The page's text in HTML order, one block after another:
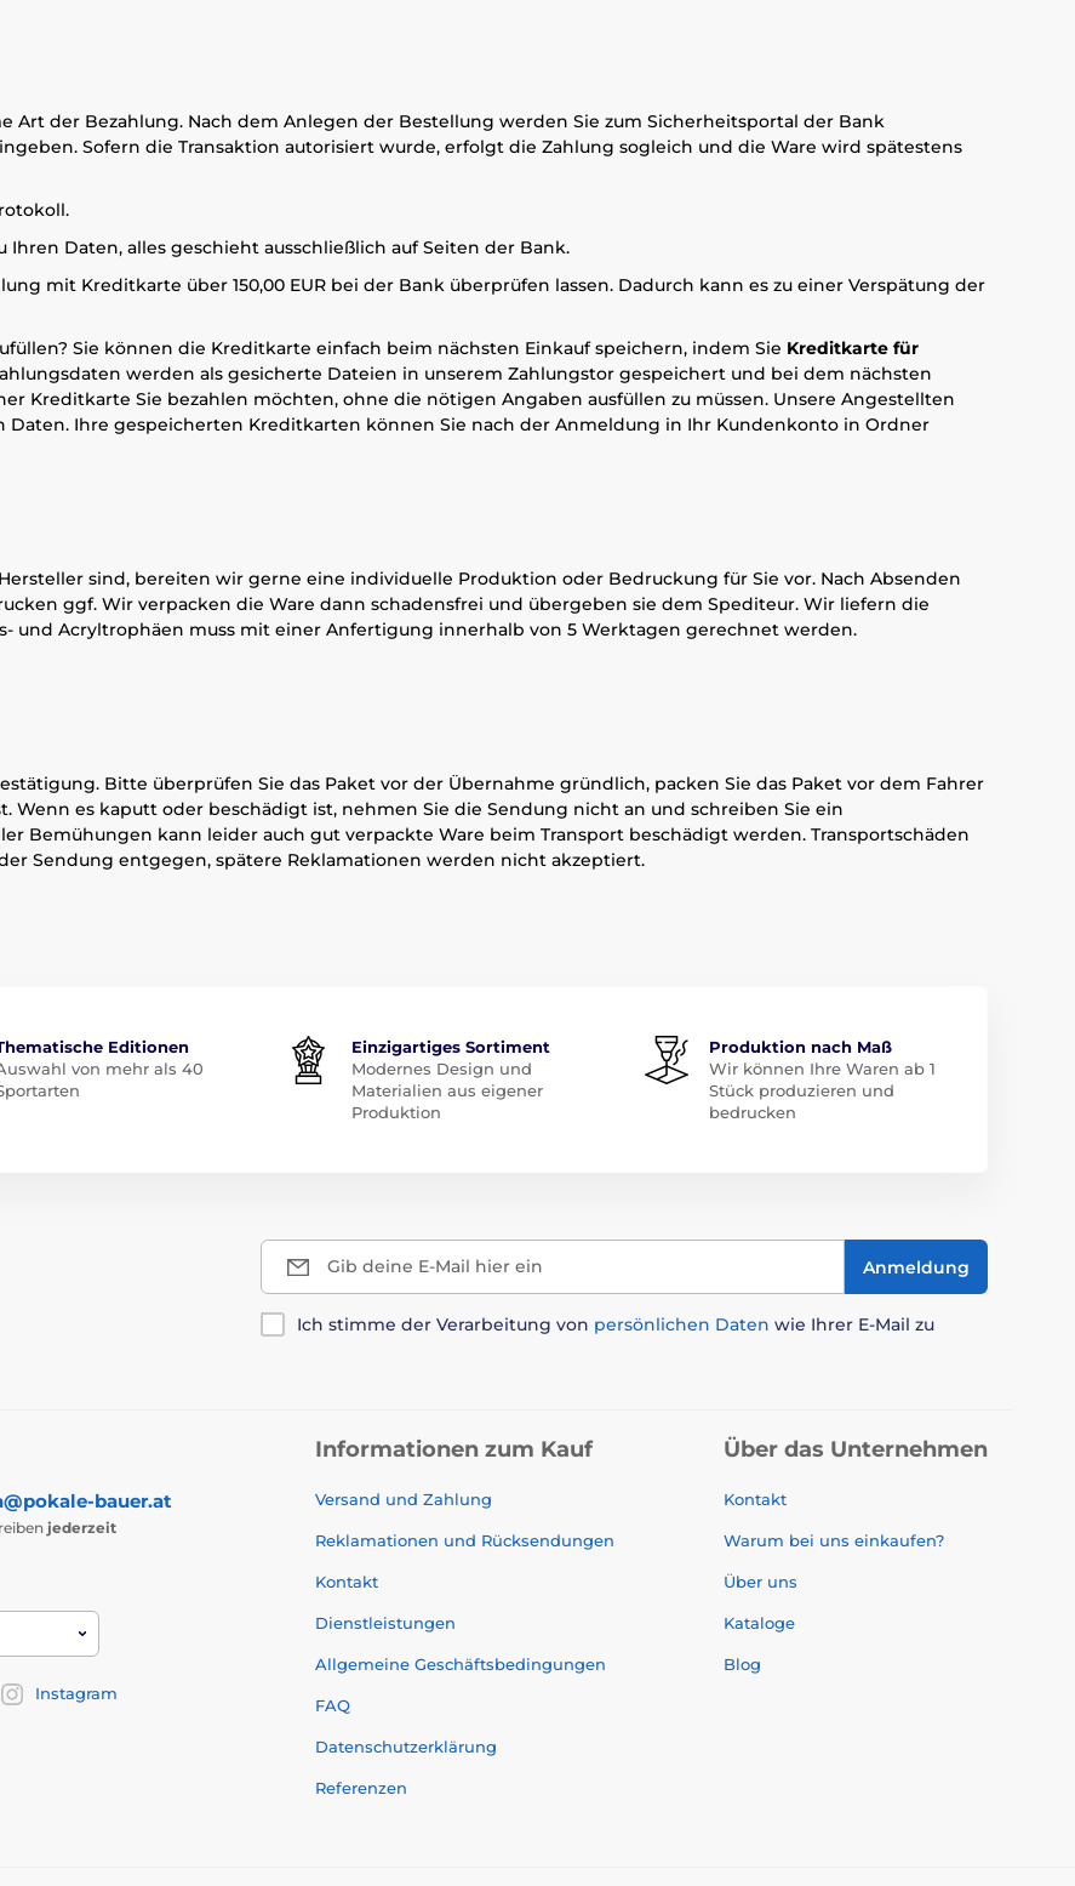
Art der Bezahlung. Nach dem Anlegen der Bestellung werden Sie zum Sicherheitsportal der Bank
Sofern die Transaktion autorisiert wurde, erfolgt die Zahlung sogleich und die Ware wird spätestens
Daten, alles geschieht ausschließlich auf Seiten der Bank.
mit Kreditkarte über 150,00 EUR bei der Bank überprüfen lassen. Dadurch kann es zu einer Verspätung der
Sie können die Kreditkarte einfach beim nächsten Einkauf speichern, indem Sie Kreditkarte für
werden als gesicherte Dateien in unserem Zahlungstor gespeichert und bei dem nächsten
Kreditkarte Sie bezahlen möchten, ohne die nötigen Angaben ausfüllen zu müssen. Unsere Angestellten
Daten. Ihre gespeicherten Kreditkarten können Sie nach der Anmeldung in Ihr Kundenkonto in Ordner
sind, bereiten wir gerne eine individuelle Produktion oder Bedruckung für Sie vor. Nach Absenden
ggf. Wir verpacken die Ware dann schadensfrei und übergeben sie dem Spediteur. Wir liefern die
und Acryltrophäen muss mit einer Anfertigung innerhalb von 5 Werktagen gerechnet werden.
Bitte überprüfen Sie das Paket vor der Übernahme gründlich, packen Sie das Paket vor dem Fahrer
Wenn es kaputt oder beschädigt ist, nehmen Sie die Sendung nicht an und schreiben Sie ein
Bemühungen kann leider auch gut verpackte Ware beim Transport beschädigt werden. Transportschäden
Sendung entgegen, spätere Reklamationen werden nicht akzeptiert.
Editionen
von mehr als 40
Einzigartiges Sortiment
Modernes Design und
Materialien aus eigener
Produktion
Produktion nach Maß
Wir können Ihre Waren ab 1
Stück produzieren und
bedrucken
Gib deine E-Mail hier ein Anmeldung
Ich stimme der Verarbeitung von persönlichen Daten wie Ihrer E-Mail zu
bauer.at
jederzeit
Instagram
Informationen zum Kauf
Versand und Zahlung
Reklamationen und Rücksendungen
Kontakt
Dienstleistungen
Allgemeine Geschäftsbedingungen
FAQ
Datenschutzerklärung
Referenzen
Über das Unternehmen
Kontakt
Warum bei uns einkaufen?
Über uns
Kataloge
Blog